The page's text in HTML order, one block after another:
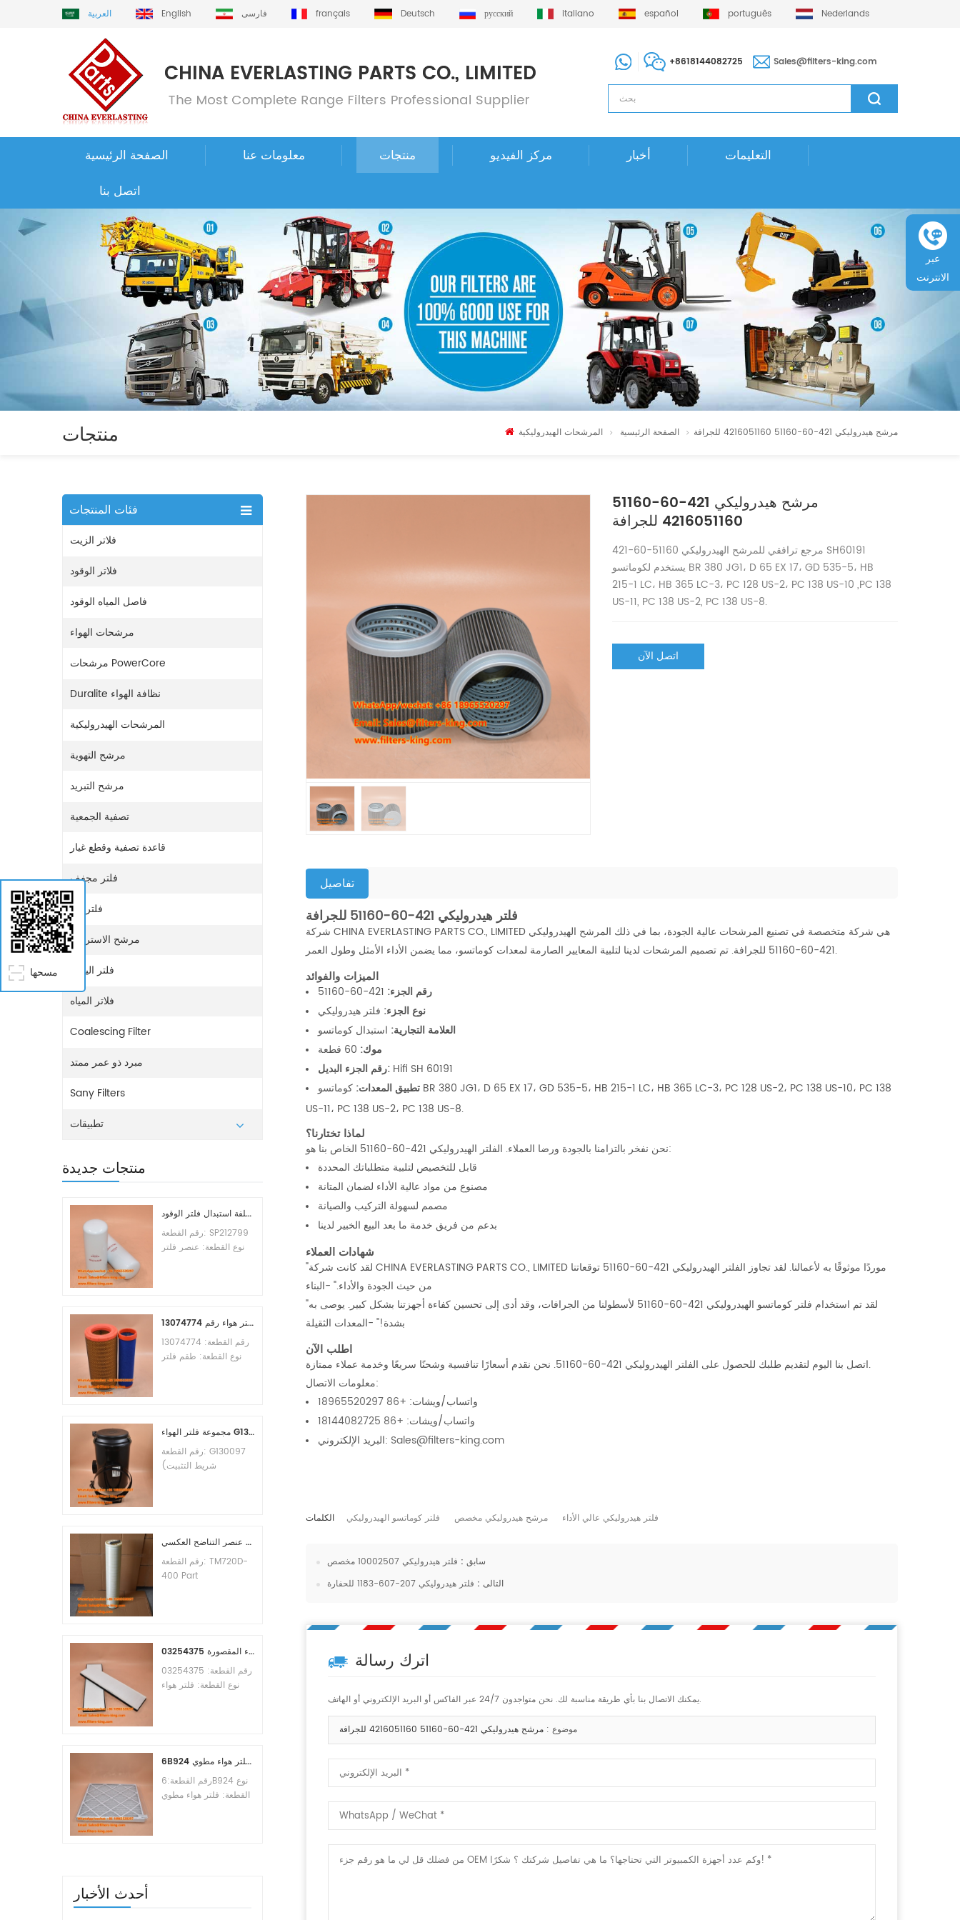
العربية English فارسی français Deutsch русский italiano español português Nederlands
+8618144082725 Sales@filters-king.com
الصفحة الرئيسية معلومات عنا منتجات مركز الفيديو أخبار
التعليمات
اتصل بنا
منتجات الصفحة الرئيسية المرشحات الهيدروليكية مرشح هيدروليكي 421-60-51160 4216051160 للجرافة
فئات المنتجات
فلاتر الزيت
فلاتر الوقود
فاصل المياه الوقود
مرشحات الهواء
مرشحات PowerCore
Duralite نظافة الهواء
المرشحات الهيدروليكية
مرشح التهوية
مرشح التبريد
تصفية الجمعية
قاعدة تصفية وقطع غيار
فلتر مجفف
فلتر غاز
مرشح الاستراحة
فلتر اليوريا
فلاتر المياه
Coalescing Filter
مبرد ذو عمر ممتد
Sany Filters
تطبيقات
منتجات جديدة
تكلفة استبدال فلتر الوقود SP212799
رقم القطعة: SP212799
نوع القطعة: عنصر فلتر
طقم فلتر هواء رقم 13074774
رقم القطعة: 13074774
نوع القطعة: طقم فلتر
مجموعة فلتر الهواء G130097 P537876 P5357877
رقم القطعة: G130097
(شريط التثبيت
الهواء العلامة التجارية:
الأدنى للطلب: 20 قطعة
عنصر التناضح العكسي TM720D-400
رقم القطعة: TM720D-
400 Part
MOQ:60pcs
03254375 مرجع بديل لفلتر هواء المقصورة
رقم القطعة: 03254375
نوع القطعة: فلتر هواء
6B924 فلتر هواء مطوي MERV 8
رقم القطعة:6B924 نوع
القطعة: فلتر هواء مطوي
أحدث الأخبار
مرشح هيدروليكي 421-60-51160
4216051160 للجرافة
421-60-51160 مرجع ترافقي للمرشح الهيدروليكي SH60191
يستخدم لكوماتسو BR 380 JG1، D 65 EX 17، GD 535-5، HB
215-1 LC، HB 365 LC-3، PC 128 US-2، PC 138 US-10 ,PC 138
US-11, PC 138 US-2, PC 138 US-8.
اتصل الآن
تفاصيل
فلتر هيدروليكي 421-60-51160 للجرافة
شركة CHINA EVERLASTING PARTS CO., LIMITED هي شركة متخصصة في تصنيع المرشحات عالية الجودة، بما في ذلك المرشح الهيدروليكي
421-60-51160 للجرافة. تم تصميم المرشحات لدينا لتلبية المعايير الصارمة لمعدات كوماتسو، مما يضمن الأداء الأمثل وطول العمر.
الميزات والفوائد
رقم الجزء: 421-60-51160
نوع الجزء: فلتر هيدروليكي
العلامة التجارية: استبدال كوماتسو
موك: 60 قطعة
رقم الجزء البديل: Hifi SH 60191
تطبيق المعدات:كوماتسو BR 380 JG1، D 65 EX 17، GD 535-5، HB 215-1 LC، HB 365 LC-3، PC 128 US-2، PC 138 US-10، PC 138
US-11، PC 138 US-2، PC 138 US-8.
لماذا تختارنا؟
نحن نفخر بالتزامنا بالجودة ورضا العملاء. الفلتر الهيدروليكي 421-60-51160 الخاص بنا هو:
قابل للتخصيص لتلبية متطلباتك المحددة
مصنوع من مواد عالية الأداء لضمان المتانة
مصمم لسهولة التركيب والصيانة
بدعم من فريق خدمة ما بعد البيع الخبير لدينا
شهادات العملاء
"لقد كانت شركة CHINA EVERLASTING PARTS CO., LIMITED موردًا موثوقًا به لأعمالنا. لقد تجاوز الفلتر الهيدروليكي 421-60-51160 توقعاتنا
من حيث الجودة والأداء." -البناء
"لقد تم استخدام فلتر كوماتسو الهيدروليكي 421-60-51160 لأسطولنا من الجرافات، وقد أدى إلى تحسين كفاءة أجهزتنا بشكل كبير. يوصى به
بشدة!" -المعدات الثقيلة
اطلب الآن
اتصل بنا اليوم لتقديم طلبك للحصول على الفلتر الهيدروليكي 421-60-51160. نحن نقدم أسعارًا تنافسية وشحنًا سريعًا وخدمة عملاء ممتازة.
معلومات الاتصال:
واتساب/ويشات: +86 18965520297
واتساب/ويشات: +86 18144082725
البريد الإلكتروني: Sales@filters-king.com
الكلمات فلتر كوماتسو الهيدروليكي مرشح هيدروليكي مخصص فلتر هيدروليكي عالي الأداء
سابق : فلتر هيدروليكي 10002507 مخصص
التالى : فلتر هيدروليكي 207-607-1183 للحفارة
اترك رسالة
يمكنك الاتصال بنا بأي طريقة مناسبة لك. نحن متواجدون 24/7 عبر الفاكس أو البريد الإلكتروني أو الهاتف.
موضوع :مرشح هيدروليكي 421-60-51160 4216051160 للجرافة
عبر
الانترنت
مسحها